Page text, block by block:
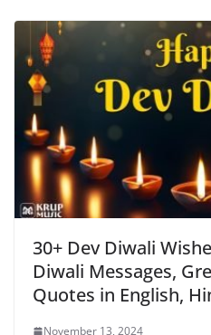
30+ Dev Diwali
Diwali Messages,
Quotes in English,
November 13, 2024